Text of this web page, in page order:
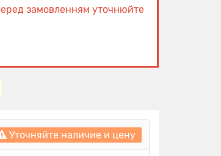
замовленням уточнюйте
Уточняйте наличие и цену